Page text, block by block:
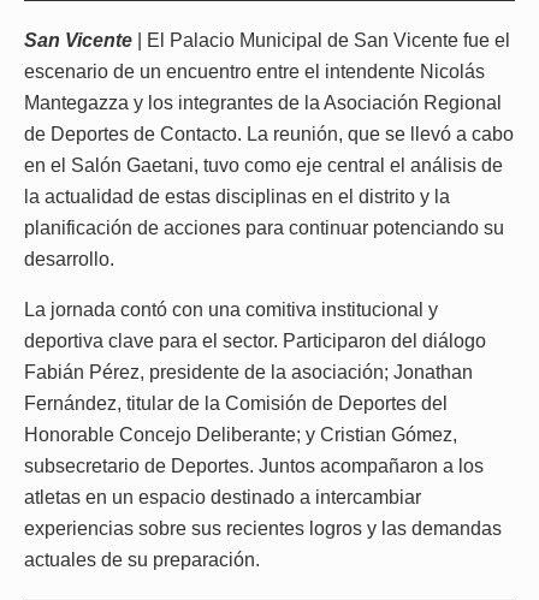
San Vicente
| El Palacio Municipal de San Vicente fue el
escenario de un encuentro entre el intendente Nicolás
Mantegazza y los integrantes de la Asociación Regional
de Deportes de Contacto. La reunión, que se llevó a cabo
en el Salón Gaetani, tuvo como eje central el análisis de
la actualidad de estas disciplinas en el distrito y la
planificación de acciones para continuar potenciando su
desarrollo.
La jornada contó con una comitiva institucional y
deportiva clave para el sector. Participaron del diálogo
Fabián Pérez, presidente de la asociación; Jonathan
Fernández, titular de la Comisión de Deportes del
Honorable Concejo Deliberante; y Cristian Gómez,
subsecretario de Deportes. Juntos acompañaron a los
atletas en un espacio destinado a intercambiar
experiencias sobre sus recientes logros y las demandas
actuales de su preparación.